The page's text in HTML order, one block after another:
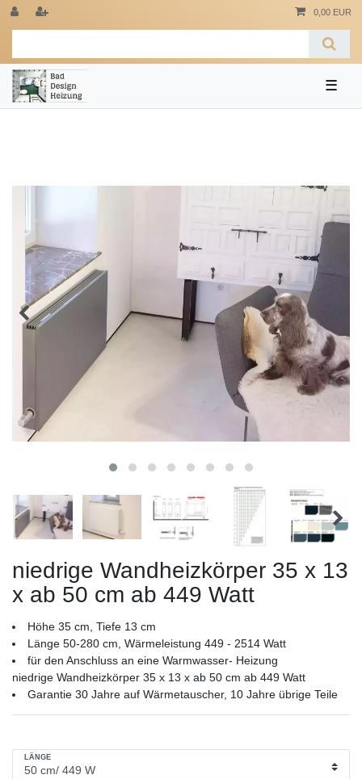
0,00 EUR
☰
niedrige Wandheizkörper 35 x 13
x ab 50 cm ab 449 Watt
Höhe 35 cm, Tiefe 13 cm
Länge 50-280 cm, Wärmeleistung 449 - 2514 Watt
für den Anschluss an eine Warmwasser- Heizung
niedrige Wandheizkörper 35 x 13 x ab 50 cm ab 449 Watt
Garantie 30 Jahre auf Wärmetauscher, 10 Jahre übrige Teile
LÄNGE